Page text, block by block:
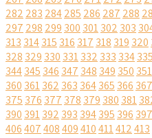
282 283 284285 286 287 288
297 298 299 300 301302 303
313 314315 316 317 318 319 320
328 329 330 331332 333 334335
344345 346 347 348 349 350 351
360 361362 363 364365 366 367
375 376 377 378 379 380 381
390 391392 393 394395 396 397
406407408409410411412413